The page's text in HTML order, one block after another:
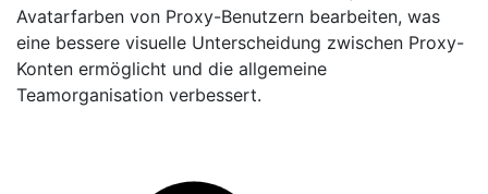
Avatarfarben von Proxy-Benutzern bearbeiten, was
eine bessere visuelle Unterscheidung zwischen Proxy-
Konten ermöglicht und die allgemeine
Teamorganisation verbessert.